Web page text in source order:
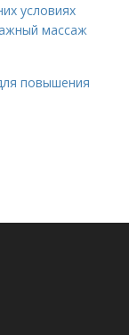
условиях
массаж
повышения